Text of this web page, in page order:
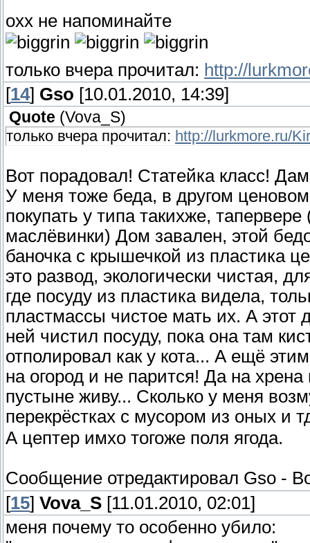
охх не напоминайте
только вчера прочитал: http://
[14] Gso [10.01.2010, 14:39]
Quote (Vova_S)
только вчера прочитал: http://lurkmore.ru/
Вот порадовал! Статейка класс!
У меня тоже беда, в другом
покупать у типа такихже,
маслёвинки) Дом завален, этой
баночка с крышечкой из пластика
это развод, экологически чистая,
где посуду из пластика видела,
пластмассы чистое мать их. А
ней чистил посуду, пока она там
отполировал как у кота... А ещё
на огород и не парится! Да на
пустыне живу... Сколько у меня
перекрёстках с мусором из оных и
А цептер имхо тогоже поля ягода.
Сообщение отредактировал Gso -
[15] Vova_S [11.01.2010, 02:01]
меня почему то особенно убило: